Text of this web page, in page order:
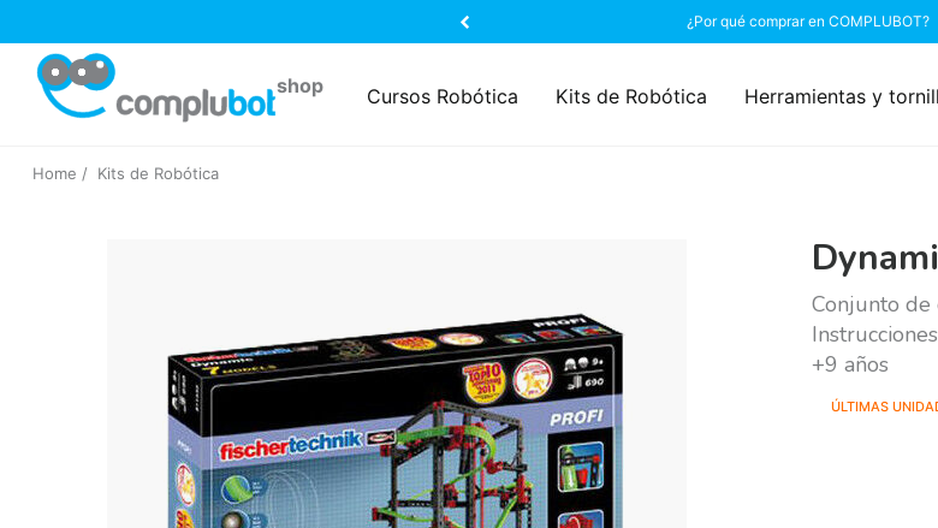
¿Por qué comprar en COMPLUBOT?
Cursos Robótica Kits de Robótica Herramientas y
Home Kits de Robótica
Conjunto de
+9 años
ÚLTIMAS